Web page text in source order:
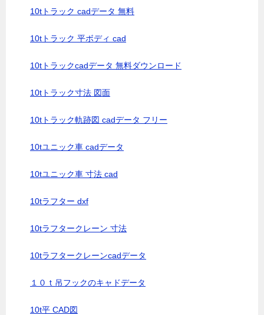
10tトラック cadデータ 無料
10tトラック 平ボディ cad
10tトラックcadデータ 無料ダウンロード
10tトラック寸法 図面
10tトラック軌跡図 cadデータ フリー
10tユニック車 cadデータ
10tユニック車 寸法 cad
10tラフター dxf
10tラフタークレーン 寸法
10tラフタークレーンcadデータ
１０ｔ吊フックのキャドデータ
10t平 CAD図